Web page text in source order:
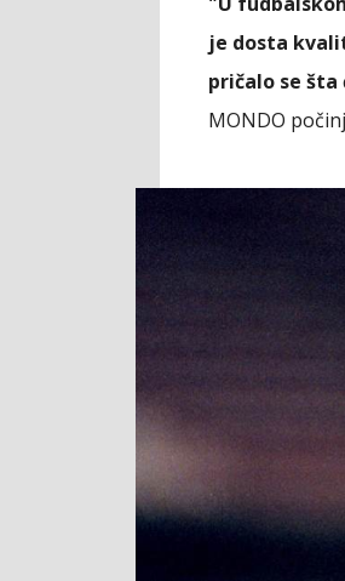
je dosta
pričalo se
MONDO